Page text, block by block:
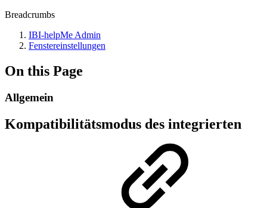
Breadcrumbs
IBI-helpMe Admin
Fenstereinstellungen
On this Page
Allgemein
Kompatibilitätsmodus des integrierten